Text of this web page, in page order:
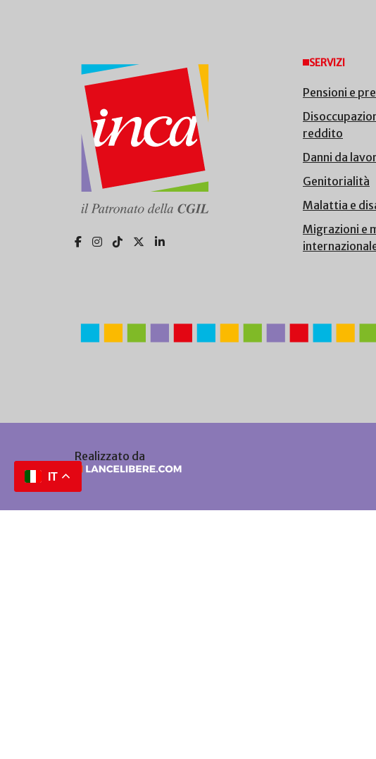
SERVIZI
Pensioni e
reddito
Danni da
Genitorialità
Malattia e
Migrazioni e
Realizzato da
IT